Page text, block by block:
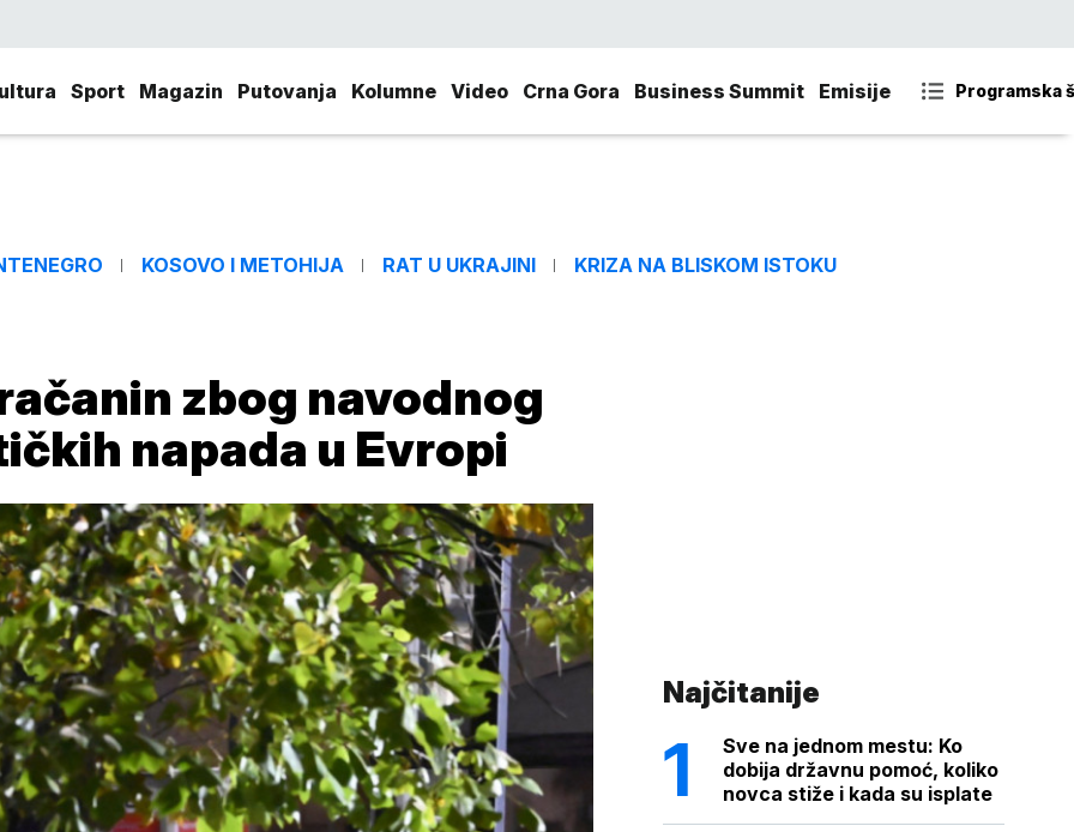
Sport Magazin Putovanja Kolumne Video Crna Gora Business Summit Emisije Programska
KOSOVO I METOHIJA RAT U UKRAJINI KRIZA NA BLISKOM ISTOKU
zbog navodnog
napada u Evropi
Najčitanije
Sve na jednom mestu: Ko
dobija državnu pomoć, koliko
novca stiže i kada su isplate